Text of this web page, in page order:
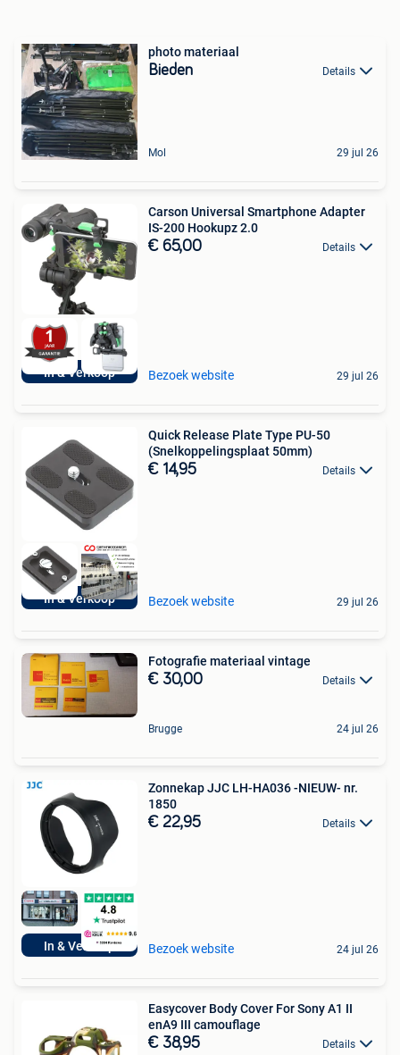
photo materiaal
Bieden Details
Mol 29 jul 26
In & Verkoop
Carson Universal Smartphone Adapter
IS-200 Hookupz 2.0
€ 65,00 Details
Bezoek website 29 jul 26
In & Verkoop
Quick Release Plate Type PU-50
(Snelkoppelingsplaat 50mm)
€ 14,95 Details
Bezoek website 29 jul 26
Fotografie materiaal vintage
€ 30,00 Details
Brugge 24 jul 26
In & Verkoop
Zonnekap JJC LH-HA036 -NIEUW- nr.
1850
€ 22,95 Details
Bezoek website 24 jul 26
Easycover Body Cover For Sony A1 II
enA9 III camouflage
€ 38,95 Details